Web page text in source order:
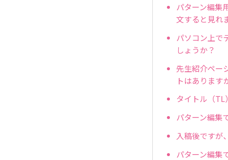
パターン編集
文すると見れ
パソコン上で
しょうか？
先生紹介ペー
トはあります
タイトル（TL
パターン編集
入稿後ですが
パターン編集